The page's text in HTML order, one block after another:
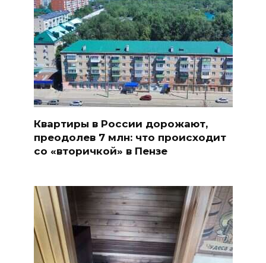
Квартиры в России дорожают,
преодолев 7 млн: что происходит
со «вторичкой» в Пензе